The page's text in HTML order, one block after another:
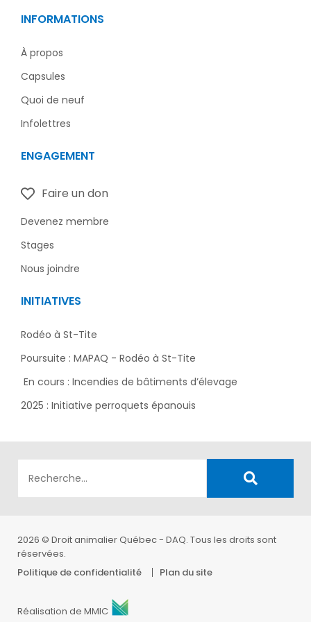
e
b
o
-
f
k
e
i
t
a
INFORMATIONS
À propos
Capsules
Quoi de neuf
Infolettres
ENGAGEMENT
Faire un don
Devenez membre
Stages
Nous joindre
INITIATIVES
Rodéo à St-Tite
Poursuite : MAPAQ - Rodéo à St-Tite
En cours : Incendies de bâtiments d’élevage
2025 : Initiative perroquets épanouis
2026 © Droit animalier Québec - DAQ. Tous les droits sont
réservées.
Politique de confidentialité
Plan du site
Réalisation de MMIC